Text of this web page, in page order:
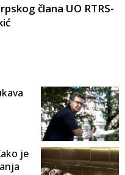
člana UO RTRS-
je